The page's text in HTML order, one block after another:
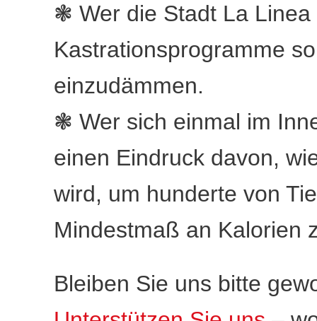
❃ Wer die Stadt La
Kastrationsprogramme
einzudämmen.
❃ Wer sich einmal im
einen Eindruck davon,
wird, um hunderte von
Mindestmaß an Kalorien
Bleiben Sie uns bitte